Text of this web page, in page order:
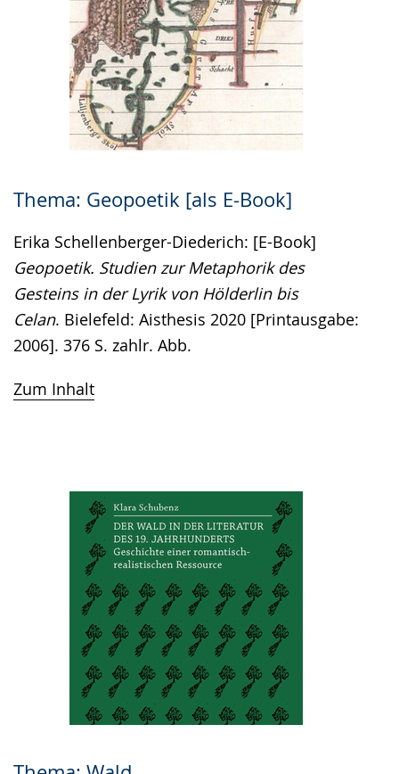
Thema: Geopoetik [als E-Book]
Erika Schellenberger-Diederich: [E-Book]
Geopoetik. Studien zur Metaphorik des
Gesteins in der Lyrik von Hölderlin bis
Celan. Bielefeld: Aisthesis 2020 [Printausgabe:
2006]. 376 S. zahlr. Abb.
Zum Inhalt